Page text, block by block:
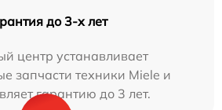
до 3-х лет
центр устанавливает
запчасти техники Miele и
гарантию до 3 лет.